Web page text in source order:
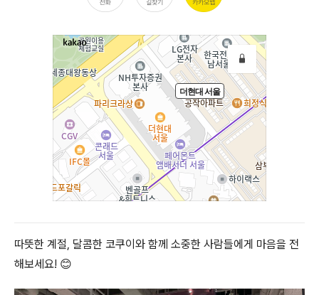
따뜻한 계절, 달콤한 코쿠이와 함께 소중한 사람들에게 마음을 전
해보세요! 😊